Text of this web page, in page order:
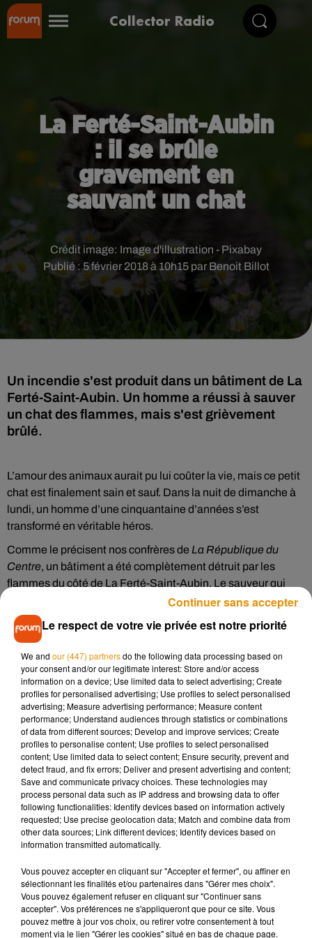
Collector Radio
La Ferté-Saint-Aubin
: il se brûle
gravement en
sauvant un chat
Publié : 5 février 2018 à 10h15 par Benoit Billot
Crédit image: Image d'illustration - Pixabay
Un incendie s'est produit dans un bâtiment de La
Ferté-Saint-Aubin. Un homme a réussi à sauver
un chat des flammes, mais s'est grièvement
brûlé.
L’amour des animaux aurait pu lui coûter la vie, mais ce petit
chat est finalement sain et sauf. Dans la nuit de dimanche à
lundi, un homme d’une cinquantaine d’années s’est
transformé en véritable héros.
Comme le précisent nos confrères de La République du
Centre, un bâtiment a été complètement détruit par les
flammes du côté de La Ferté-Saint-Aubin. Le sauveur qui
passait dans les alentours a aperçu ce chat, proie des
flammes. S’il a réussi à extirper l’animal du feu, il est quand
même ressorti de l’incendie avec des brûlures aux jambes et
Les secours ont été plutôt rassurants, en affirmant que
l’homme était hors de danger.
Musique
6 août 2026
Pomme emprunte le décor de l’émission
« Loups Garous » pour son...
6 août 2026
La version réécrite de « Beautiful Day »
interprétée lors des...
Le respect de votre vie privée est notre priorité
We and our (447) partnersdo the following data processing based on
your consent and/or our legitimate interest: Store and/or access
information on a device; Use limited data to select advertising; Create
profiles for personalised advertising; Use profiles to select personalised
advertising; Measure advertising performance; Measure content
performance; Understand audiences through statistics or combinations
of data from different sources; Develop and improve services; Create
profiles to personalise content; Use profiles to select personalised
content; Use limited data to select content; Ensure security, prevent and
detect fraud, and fix errors; Deliver and present advertising and content;
Save and communicate privacy choices. These technologies may
process personal data such as IP address and browsing data to offer
following functionalities: Identify devices based on information actively
requested; Use precise geolocation data; Match and combine data from
other data sources; Link different devices; Identify devices based on
information transmitted automatically.
Vous pouvez accepter en cliquant sur "Accepter et fermer", ou affiner en
sélectionnant les finalités et/ou partenaires dans "Gérer mes choix".
Vous pouvez également refuser en cliquant sur "Continuer sans
accepter". Vos préférences ne s'appliqueront que pour ce site. Vous
pouvez mettre à jour vos choix, ou retirer votre consentement à tout
moment via le lien "Gérer les cookies" situé en bas de chaque page.
Continuer sans accepter